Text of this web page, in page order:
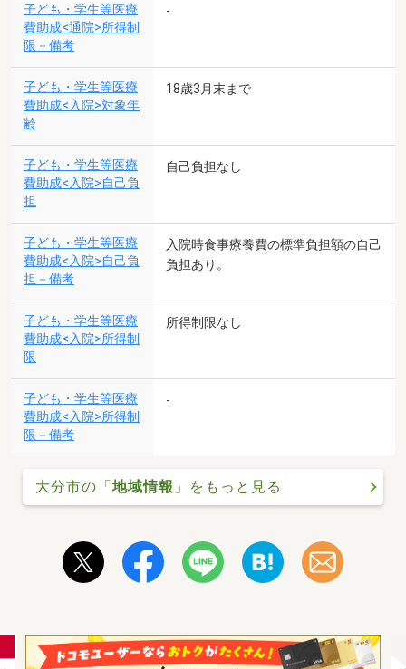
子ども・学生等医療
費助成<通院>所得制
限－備考
-
子ども・学生等医療
費助成<入院>対象年
齢
18歳3月末まで
子ども・学生等医療
費助成<入院>自己負
担
自己負担なし
子ども・学生等医療
費助成<入院>自己負
担－備考
入院時食事療養費の標準負担額の自己
負担あり。
子ども・学生等医療
費助成<入院>所得制
限
所得制限なし
子ども・学生等医療
費助成<入院>所得制
限－備考
-
大分市の「地域情報 」をもっと見る